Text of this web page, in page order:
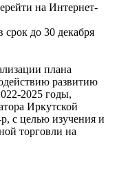
на Интернет-
срок до 30 декабря
плана
развитию
2025 годы,
Иркутской
с целью изучения и
торговли на